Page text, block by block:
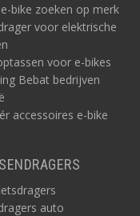
bike zoeken op merk
voor elektrische
voor e-bikes
Bebat bedrijven
accessoires e-bike
auto